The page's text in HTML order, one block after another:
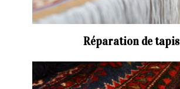
Réparation de tapis